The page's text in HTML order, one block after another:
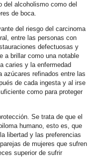
del alcoholismo como del
de boca.
del riesgo del carcinoma
entre las personas con
defectuosas y
a brillar como una notable
caries y la enfermedad
azúcares refinados entre las
de cada ingesta y al irse
como para proteger
Se trata de que el
humano, esto es, que
libertad y las preferencias
de mujeres que sufren
superior de sufrir